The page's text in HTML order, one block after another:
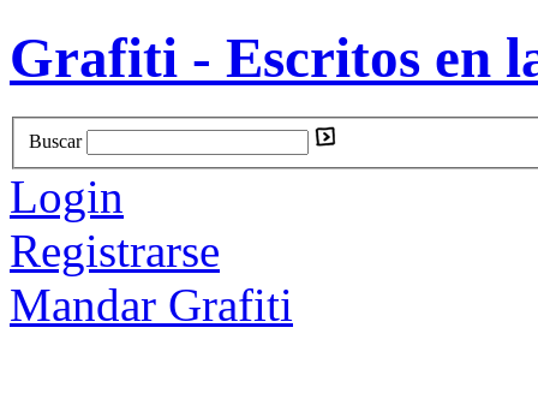
Grafiti - Escritos en
Buscar
Login
Registrarse
Mandar Grafiti